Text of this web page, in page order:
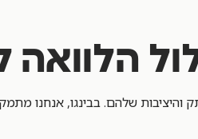
הלוואה
שלהם. בבינגו, אנחנו